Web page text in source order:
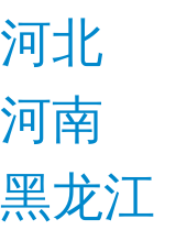
河北
河南
黑龙江